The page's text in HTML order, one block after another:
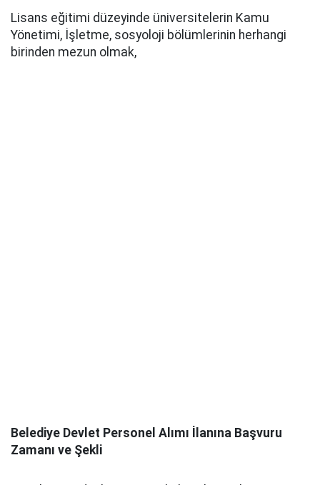
Lisans eğitimi düzeyinde üniversitelerin Kamu
Yönetimi, İşletme, sosyoloji bölümlerinin herhangi
birinden mezun olmak,
Belediye Devlet Personel Alımı İlanına Başvuru
Zamanı ve Şekli